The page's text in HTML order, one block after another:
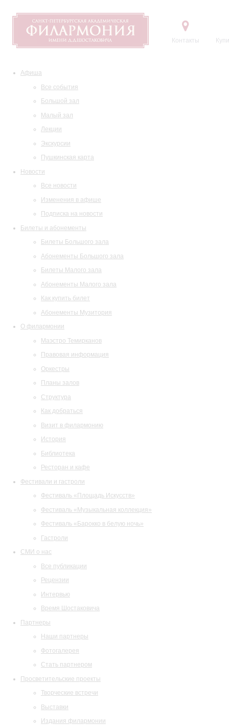
Контакты
Афиша
Все события
Большой зал
Малый зал
Лекции
Экскурсии
Пушкинская карта
Новости
Все новости
Изменения в афише
Подписка на новости
Билеты и абонементы
Билеты Большого зала
Абонементы Большого зала
Билеты Малого зала
Абонементы Малого зала
Как купить билет
Абонементы Музитория
О филармонии
Маэстро Темирканов
Правовая информация
Оркестры
Планы залов
Структура
Как добраться
Визит в филармонию
История
Библиотека
Ресторан и кафе
Фестивали и гастроли
Фестиваль «Площадь Искусств»
Фестиваль «Музыкальная коллекция»
Фестиваль «Барокко в белую ночь»
Гастроли
СМИ о нас
Все публикации
Рецензии
Интервью
Время Шостаковича
Партнеры
Наши партнеры
Фотогалерея
Стать партнером
Просветительские проекты
Творческие встречи
Выставки
Издания филармонии